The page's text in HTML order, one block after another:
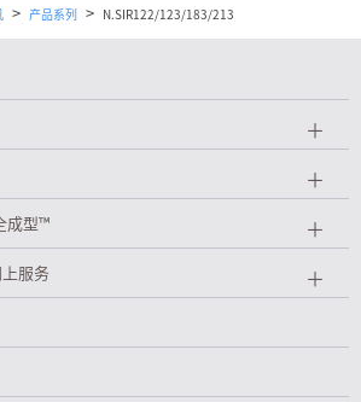
> 产品系列 > N.SIR122/123/183/213
＋
＋
成型™ ＋
服务 ＋